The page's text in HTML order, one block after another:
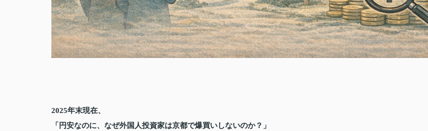
2025年末現在、
「円安なのに、なぜ外国人投資家は京都で爆買いしないのか？」